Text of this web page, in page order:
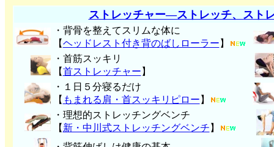
ストレッチャー―ストレッチ、スト
・背骨を整えてスリムな体に
【ヘッドレスト付き背のばしローラー 】
・首筋スッキリ
【首ストレッチャー 】
・１日５分寝るだけ
【 もまれる肩・首スッキリピロー 】
・理想的ストレッチングベンチ
【 新・中川式ストレッチングベンチ 】